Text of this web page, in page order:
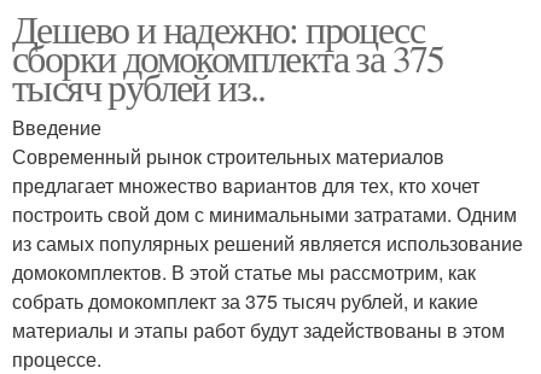
Дешево и надежно: процесс
сборки домокомплекта за 375
тысяч рублей из..
Введение
Современный рынок строительных материалов
предлагает множество вариантов для тех, кто хочет
построить свой дом с минимальными затратами. Одним
из самых популярных решений является использование
домокомплектов. В этой статье мы рассмотрим, как
собрать домокомплект за 375 тысяч рублей, и какие
материалы и этапы работ будут задействованы в этом
процессе.